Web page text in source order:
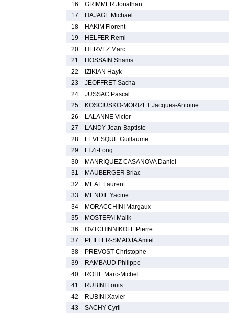
16
GRIMMER Jonathan
17
HAJAGE Michael
18
HAKIM Florent
19
HELFER Remi
20
HERVEZ Marc
21
HOSSAIN Shams
22
IZIKIAN Hayk
23
JEOFFRET Sacha
24
JUSSAC Pascal
25
KOSCIUSKO-MORIZET Jacques-Antoine
26
LALANNE Victor
27
LANDY Jean-Baptiste
28
LEVESQUE Guillaume
29
LI Zi-Long
30
MANRIQUEZ CASANOVA Daniel
31
MAUBERGER Briac
32
MEAL Laurent
33
MENDIL Yacine
34
MORACCHINI Margaux
35
MOSTEFAI Malik
36
OVTCHINNIKOFF Pierre
37
PEIFFER-SMADJA Amiel
38
PREVOST Christophe
39
RAMBAUD Philippe
40
ROHE Marc-Michel
41
RUBINI Louis
42
RUBINI Xavier
43
SACHY Cyril